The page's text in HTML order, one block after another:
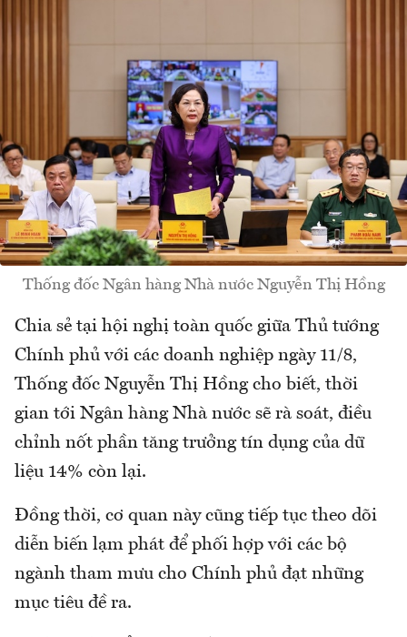
Thống đốc Ngân hàng Nhà nước Nguyễn Thị Hồng
Chia sẻ tại hội nghị toàn quốc giữa Thủ tướng
Chính phủ với các doanh nghiệp ngày 11/8,
Thống đốc Nguyễn Thị Hồng cho biết, thời
gian tới Ngân hàng Nhà nước sẽ rà soát, điều
chỉnh nốt phần tăng trưởng tín dụng của dữ
liệu 14% còn lại.
Đồng thời, cơ quan này cũng tiếp tục theo dõi
diễn biến lạm phát để phối hợp với các bộ
ngành tham mưu cho Chính phủ đạt những
mục tiêu đề ra.